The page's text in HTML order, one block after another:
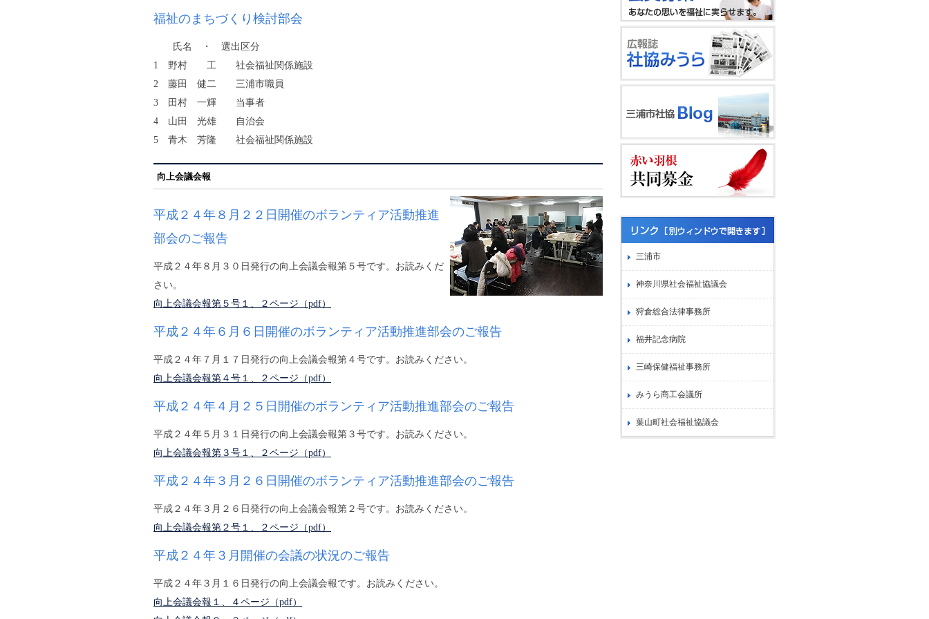
福祉のまちづくり検討部会
氏名 ・ 選出区分
1 野村 工 社会福祉関係施設
2 藤田 健二 三浦市職員
3 田村 一輝 当事者
4 山田 光雄 自治会
5 青木 芳隆 社会福祉関係施設
向上会議会報
平成２４年８月２２日開催のボランティア活動推進
部会のご報告
平成２４年８月３０日発行の向上会議会報第５号です。お読みくだ
さい。
向上会議会報第５号１、２ページ（pdf）
平成２４年６月６日開催のボランティア活動推進部会のご報告
平成２４年７月１７日発行の向上会議会報第４号です。お読みください。
向上会議会報第４号１、２ページ（pdf）
平成２４年４月２５日開催のボランティア活動推進部会のご報告
平成２４年５月３１日発行の向上会議会報第３号です。お読みください。
向上会議会報第３号１、２ページ（pdf）
平成２４年３月２６日開催のボランティア活動推進部会のご報告
平成２４年３月２６日発行の向上会議会報第２号です。お読みください。
向上会議会報第２号１、２ページ（pdf）
平成２４年３月開催の会議の状況のご報告
平成２４年３月１６日発行の向上会議会報です。お読みください。
向上会議会報１、４ページ（pdf）
三浦市
神奈川県社会福祉協議会
狩倉総合法律事務所
福井記念病院
三崎保健福祉事務所
みうら商工会議所
葉山町社会福祉協議会